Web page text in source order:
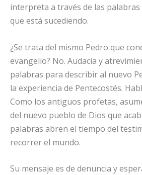
interpreta a través de las
que está sucediendo.
¿Se trata del mismo Pedro que
evangelio? No. Audacia y
palabras para describir al nuevo
la experiencia de Pentecostés.
Como los antiguos profetas,
del nuevo pueblo de Dios que
palabras abren el tiempo del
recorrer el mundo.
Su mensaje es de denuncia y